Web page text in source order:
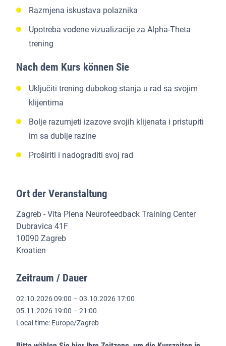
Razmjena iskustava polaznika
Upotreba vođene vizualizacije za Alpha-Theta
trening
Nach dem Kurs können Sie
Uključiti trening dubokog stanja u rad sa svojim
klijentima
Bolje razumjeti izazove svojih klijenata i pristupiti
im sa dublje razine
Proširiti i nadograditi svoj rad
Ort der Veranstaltung
Zagreb - Vita Plena Neurofeedback Training Center
Dubravica 41F
10090 Zagreb
Kroatien
Zeitraum / Dauer
02.10.2026 09:00 – 03.10.2026 17:00
05.11.2026 19:00 – 21:00
Local time: Europe/Zagreb